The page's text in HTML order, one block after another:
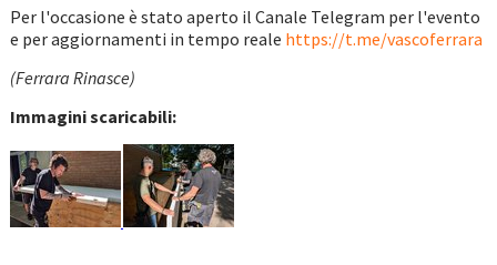
Per l'occasione è stato aperto il Canale Telegram per l'evento
e per aggiornamenti in tempo reale https://t.me/vascoferrara
(Ferrara Rinasce)
Immagini scaricabili: